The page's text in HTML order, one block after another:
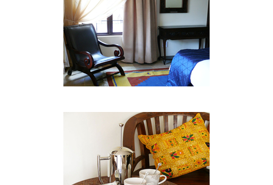
• Shuttle-Service zu / von den Flughäfen OR Tambo
und Lanseria
• Wäscherei-Service
42onKing liegt auf halbem Weg zwischen Pretoria
und Johannesburg in Irene, Centurion. Die
Flughäfen OR Tambo International und Lanseria
42onKing bietet einen Flughafentransfer für und
von den Flughäfen OR Tambo und Lanseria.